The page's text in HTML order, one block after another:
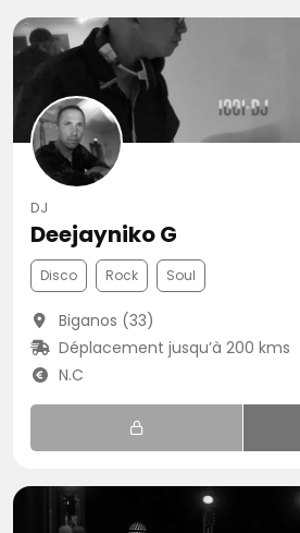
DJ
Deejayniko G
Disco Rock Soul
Biganos (33)
Déplacement jusqu’à 200 kms
N.C